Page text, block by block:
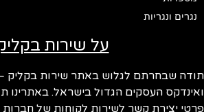
נגרים ונגריות
על שירות
תודה שבחרתם לגלוש באתר שירות בקליק
ואינדקס העסקים הגדול בישראל. באתרינו
פרטי יצירת קשר לשירות לקוחות של חברות